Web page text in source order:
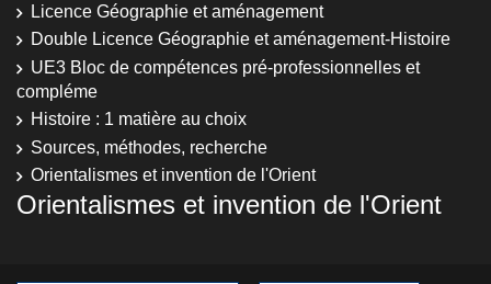
Licence Géographie et aménagement
Double Licence Géographie et aménagement-Histoire
UE3 Bloc de compétences pré-professionnelles et
compléme
Histoire : 1 matière au choix
Sources, méthodes, recherche
Orientalismes et invention de l'Orient
Orientalismes et invention de l'Orient